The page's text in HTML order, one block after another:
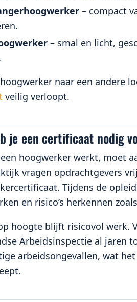
– compact
– smal en licht,
naar een andere
veilig verloopt.
je een certificaat nodig
hoogwerker werkt, moet
vragen opdrachtgevers
Tijdens de
en risico’s herkennen
hoogte blijft risicovol werk.
Arbeidsinspectie al jaren
arbeidsongevallen, wat